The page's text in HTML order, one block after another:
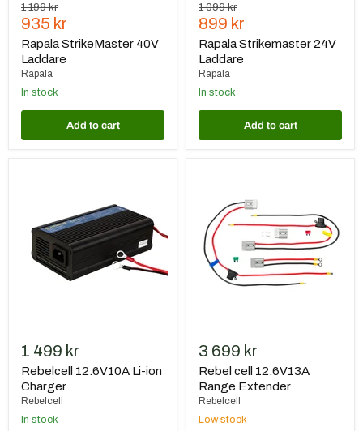
Original
price
1 199 kr
Current
price
935 kr
Rapala StrikeMaster 40V
Laddare
Rapala
In stock
Add to cart
Original
price
1 099 kr
Current
price
899 kr
Rapala Strikemaster 24V
Laddare
Rapala
In stock
Add to cart
Charger
1 499 kr
Rebelcell 12.6V10A Li-ion
Charger
Rebelcell
In stock
12.6V13A
Range
Extender
3 699 kr
Rebel cell 12.6V13A
Range Extender
Rebelcell
Low stock